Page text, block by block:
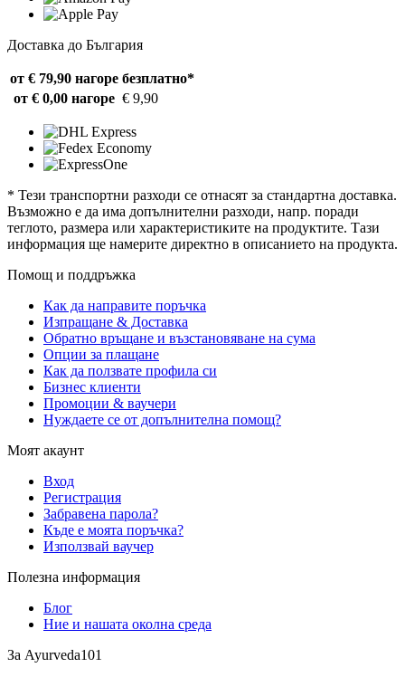
Доставка до България
от € 79,90 нагоре безплатно*
от € 0,00 нагоре € 9,90
* Тези транспортни разходи се отнасят за стандартна доставка.
Възможно е да има допълнителни разходи, напр. поради
теглото, размера или характеристиките на продуктите. Тази
информация ще намерите директно в описанието на продукта.
Помощ и поддръжка
Как да направите поръчка
Изпращане & Доставка
Обратно връщане и възстановяване на сума
Опции за плащане
Как да ползвате профила си
Бизнес клиенти
Промоции & ваучери
Нуждаете се от допълнителна помощ?
Моят акаунт
Вход
Регистрация
Забравена парола?
Къде е моята поръчка?
Използвай ваучер
Полезна информация
Блог
Ние и нашата околна среда
За Ayurveda101